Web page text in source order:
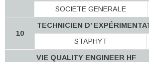
SOCIETE GENERALE
10
TECHNICIEN D’
STAPHYT
VIE QUALITY ENGINEER HF